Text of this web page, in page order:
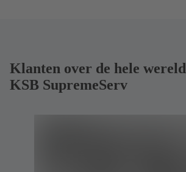
Klanten over de hele
KSB SupremeServ